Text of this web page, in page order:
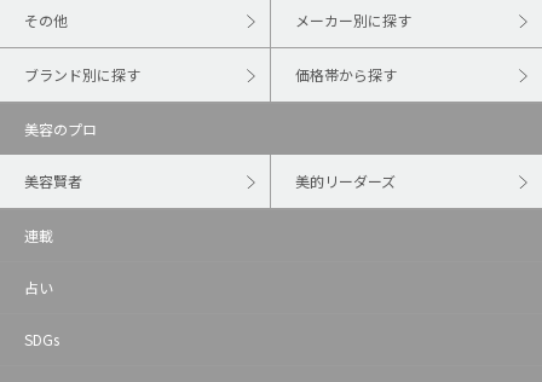
その他 メーカー別に探す
ブランド別に探す 価格帯から探す
美容のプロ
美容賢者 美的リーダーズ
連載
占い
SDGs